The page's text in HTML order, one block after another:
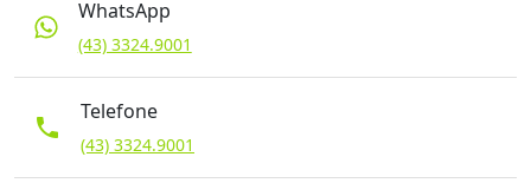
WhatsApp
(43) 3324.9001
phone
Telefone
(43) 3324.9001